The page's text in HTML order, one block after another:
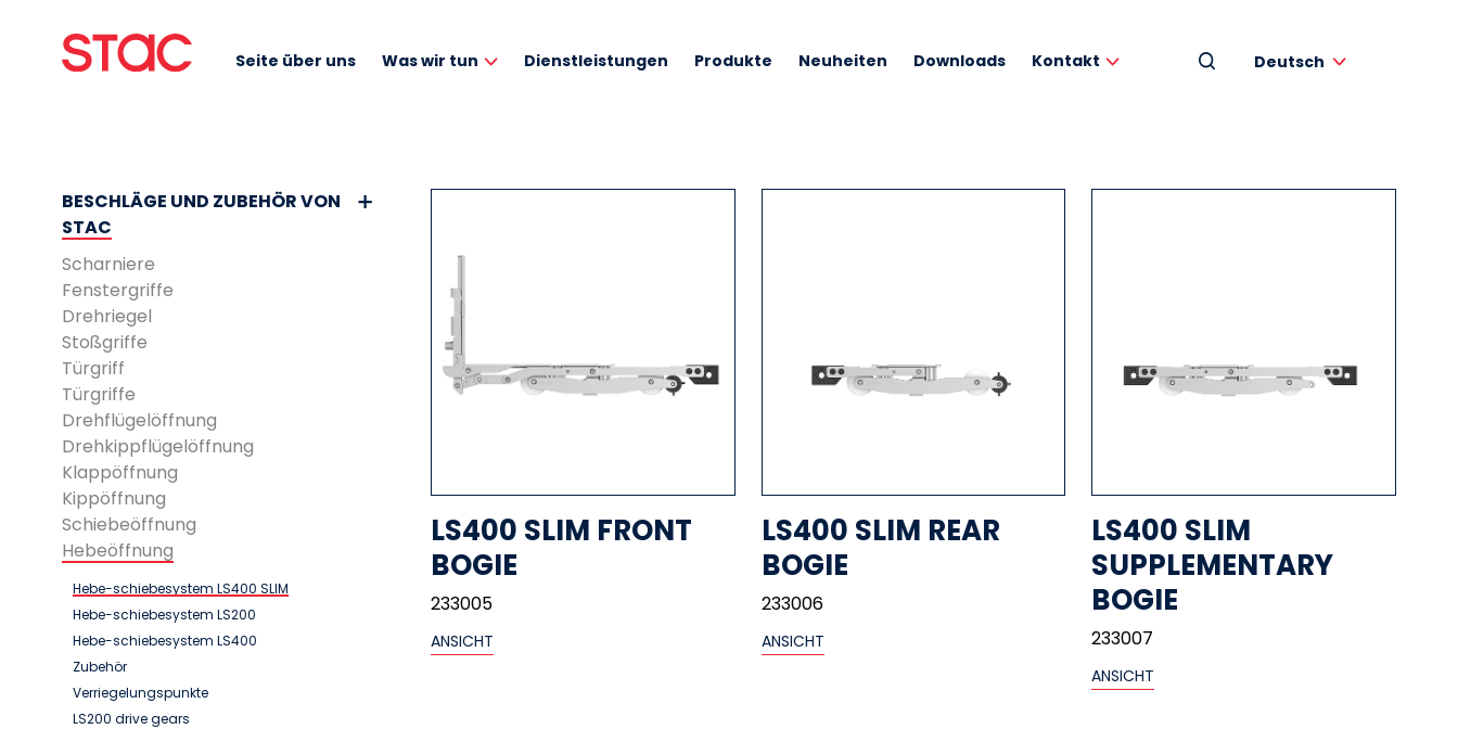
Seite über uns Was wir tun Dienstleistungen Produkte Neuheiten Downloads Kontakt Deutsch
BESCHLÄGE UND ZUBEHÖR VON
STAC
Scharniere
Fenstergriffe
Drehriegel
Stoßgriffe
Türgriff
Türgriffe
Drehflügelöffnung
Drehkippflügelöffnung
Klappöffnung
Kippöffnung
Schiebeöffnung
Hebeöffnung
Hebe-schiebesystem LS400 SLIM
Hebe-schiebesystem LS200
Hebe-schiebesystem LS400
Zubehör
Verriegelungspunkte
LS200 drive gears
LS400 SLIM FRONT
BOGIE
233005
ANSICHT
LS400 SLIM REAR
BOGIE
233006
ANSICHT
LS400 SLIM
SUPPLEMENTARY
BOGIE
233007
ANSICHT